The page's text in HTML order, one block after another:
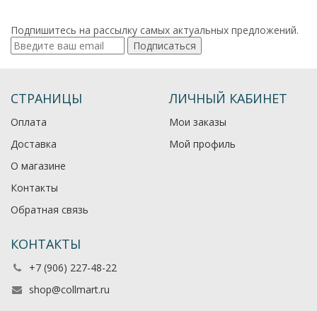
Подпишитесь на рассылку самых актуальных предложений.
Подписаться
СТРАНИЦЫ
Оплата
Доставка
О магазине
Контакты
Обратная связь
ЛИЧНЫЙ КАБИНЕТ
Мои заказы
Мой профиль
КОНТАКТЫ
+7 (906) 227-48-22
shop@collmart.ru